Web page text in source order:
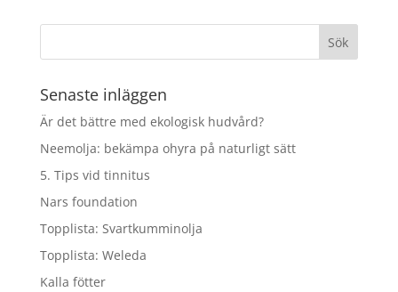
kr620.00.kr496.00.
Senaste inläggen
Är det bättre med ekologisk hudvård?
Neemolja: bekämpa ohyra på naturligt sätt
5. Tips vid tinnitus
Nars foundation
Topplista: Svartkumminolja
Topplista: Weleda
Kalla fötter